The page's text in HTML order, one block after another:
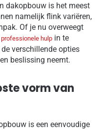
dakopbouw is het meest
namelijk flink variëren,
Of je nu overweegt
professionele hulp in te
verschillende opties
beslissing neemt.
vorm van
is een eenvoudige